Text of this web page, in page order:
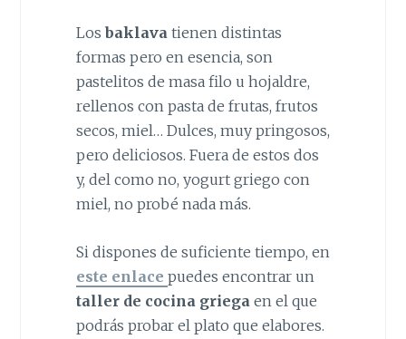
Los baklavatienen distintas
formas pero en esencia, son
pastelitos de masa filo u hojaldre,
rellenos con pasta de frutas, frutos
secos, miel… Dulces, muy pringosos,
pero deliciosos. Fuera de estos dos
y, del como no, yogurt griego con
miel, no probé nada más.
Si dispones de suficiente tiempo, en
este enlace puedes encontrar un
taller de cocina griega en el que
podrás probar el plato que elabores.